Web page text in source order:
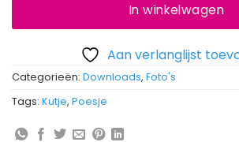
In winkelwagen
Aan verlanglijst
Categorieën: Downloads, Foto's
Tags: Kutje, Poesje